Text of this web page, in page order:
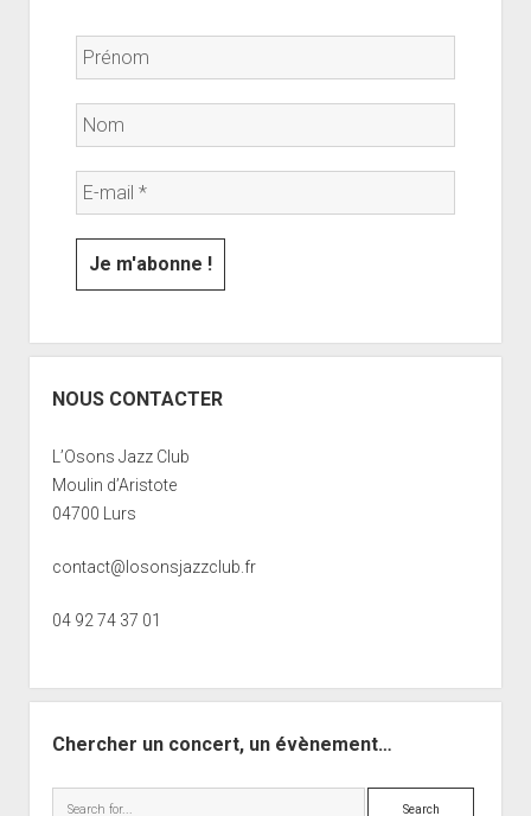
NOUS CONTACTER
L’Osons Jazz Club
Moulin d’Aristote
04700 Lurs
contact@losonsjazzclub.fr
04 92 74 37 01
Chercher un concert, un évènement…
Search